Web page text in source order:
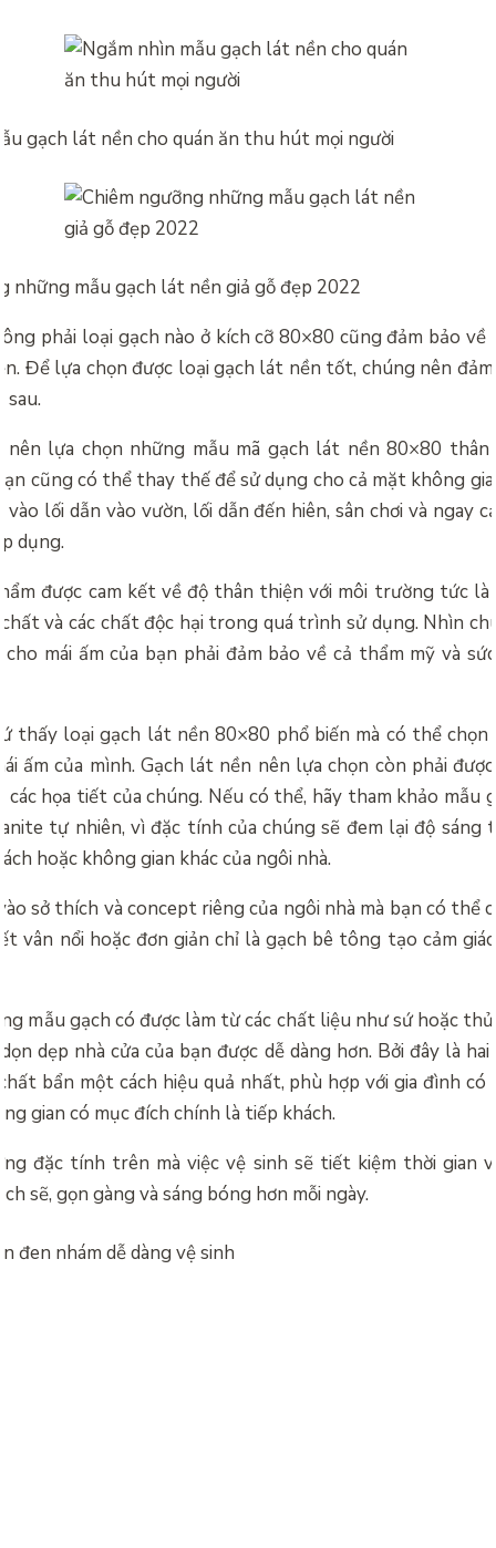
gạch lát nền cho quán ăn thu hút mọi người
những mẫu gạch lát nền giả gỗ đẹp 2022
phải loại gạch nào ở kích cỡ 80×80 cũng đảm bảo
Để lựa chọn được loại gạch lát nền tốt, chúng nên đảm
sau.
lựa chọn những mẫu mã gạch lát nền 80×80 thân
cũng có thể thay thế để sử dụng cho cả mặt không
lối dẫn vào vườn, lối dẫn đến hiên, sân chơi và ngay
dụng.
được cam kết về độ thân thiện với môi trường tức
chất và các chất độc hại trong quá trình sử dụng. Nhìn
mái ấm của bạn phải đảm bảo về cả thẩm mỹ và
thấy loại gạch lát nền 80×80 phổ biến mà có thể chọn
ấm của mình. Gạch lát nền nên lựa chọn còn phải
các họa tiết của chúng. Nếu có thể, hãy tham khảo mẫu
tự nhiên, vì đặc tính của chúng sẽ đem lại độ sáng
hoặc không gian khác của ngôi nhà.
sở thích và concept riêng của ngôi nhà mà bạn có thể
vân nổi hoặc đơn giản chỉ là gạch bê tông tạo cảm
mẫu gạch có được làm từ các chất liệu như sứ hoặc
dẹp nhà cửa của bạn được dễ dàng hơn. Bởi đây là
bẩn một cách hiệu quả nhất, phù hợp với gia đình có
gian có mục đích chính là tiếp khách.
đặc tính trên mà việc vệ sinh sẽ tiết kiệm thời gian
sẽ, gọn gàng và sáng bóng hơn mỗi ngày.